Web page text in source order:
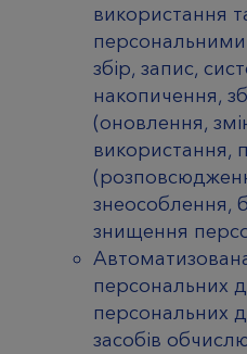
використання
збір, запис,
накопичення,
(оновлення,
використання,
знеособлення,
знищення
персональних
персональних
засобів